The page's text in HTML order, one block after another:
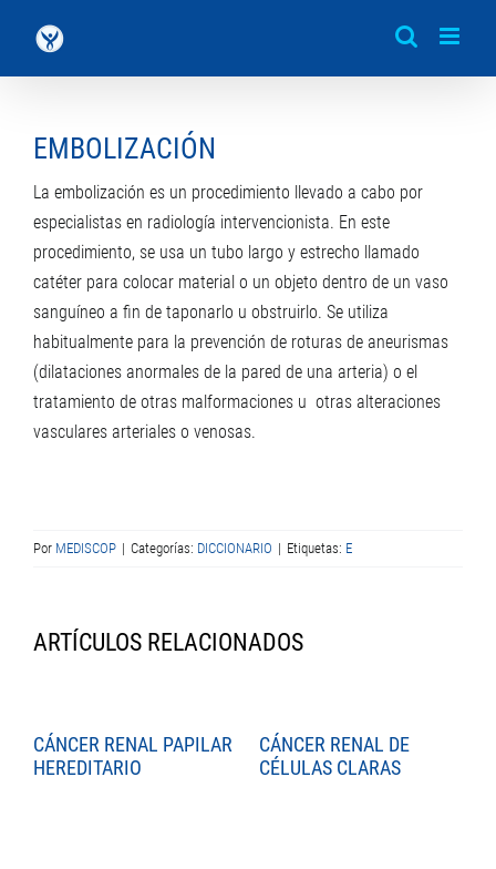
contenido
EMBOLIZACIÓN
La embolización es un procedimiento llevado a cabo por
especialistas en radiología intervencionista. En este
procedimiento, se usa un tubo largo y estrecho llamado
catéter para colocar material o un objeto dentro de un vaso
sanguíneo a fin de taponarlo u obstruirlo. Se utiliza
habitualmente para la prevención de roturas de aneurismas
(dilataciones anormales de la pared de una arteria) o el
tratamiento de otras malformaciones u otras alteraciones
vasculares arteriales o venosas.
Por MEDISCOP | Categorías: DICCIONARIO | Etiquetas: E
ARTÍCULOS RELACIONADOS
CÁNCER RENAL PAPILAR
HEREDITARIO
CÁNCER RENAL DE
CÉLULAS CLARAS